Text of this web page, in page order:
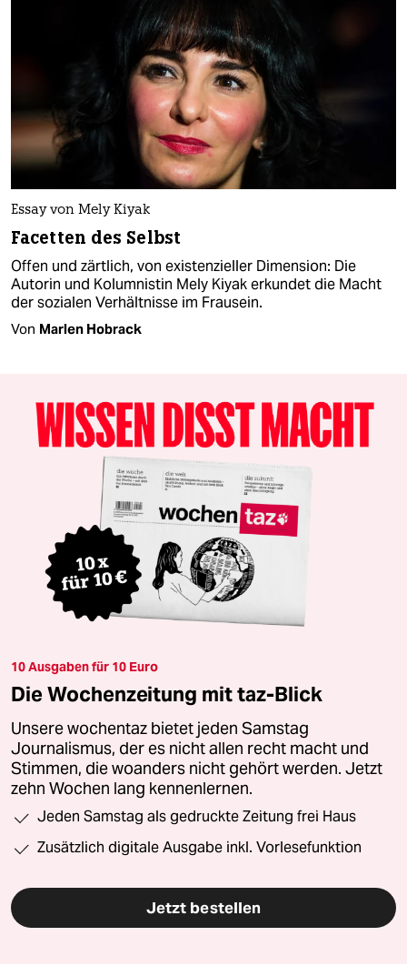
Essay von Mely Kiyak
Facetten des Selbst
Offen und zärtlich, von existenzieller Dimension: Die
Autorin und Kolumnistin Mely Kiyak erkundet die Macht
der sozialen Verhältnisse im Frausein.
Von Marlen Hobrack
10 Ausgaben für 10 Euro
Die Wochenzeitung mit taz-Blick
Unsere wochentaz bietet jeden Samstag
Journalismus, der es nicht allen recht macht und
Stimmen, die woanders nicht gehört werden. Jetzt
zehn Wochen lang kennenlernen.
Jeden Samstag als gedruckte Zeitung frei Haus
Zusätzlich digitale Ausgabe inkl. Vorlesefunktion
Jetzt bestellen